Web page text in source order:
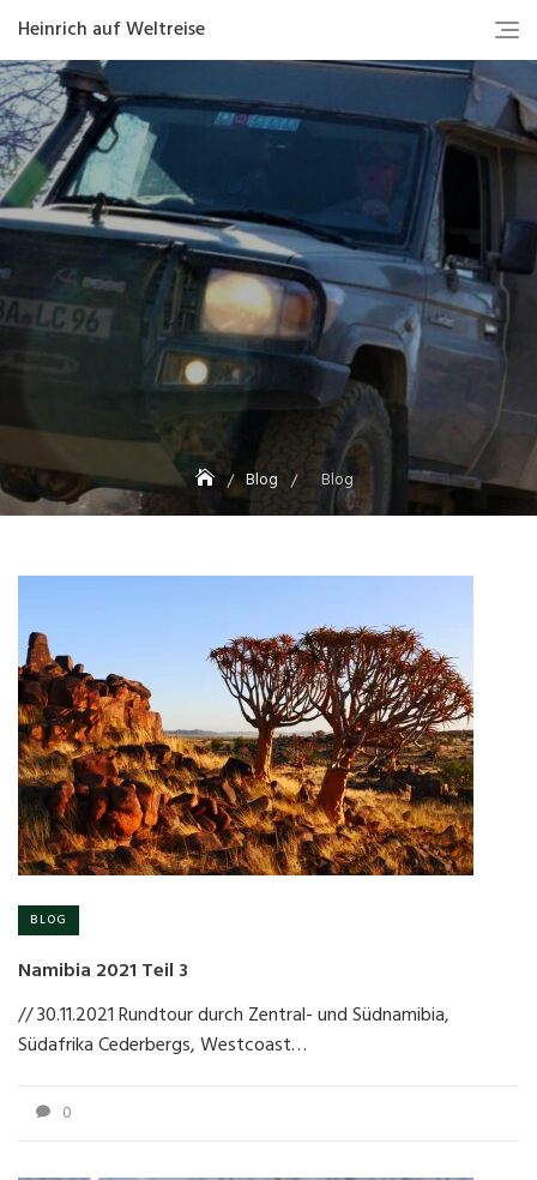
Heinrich auf Weltreise
Blog Blog
BLOG
Namibia 2021 Teil 3
// 30.11.2021 Rundtour durch Zentral- und Südnamibia,
Südafrika Cederbergs, Westcoast…
0